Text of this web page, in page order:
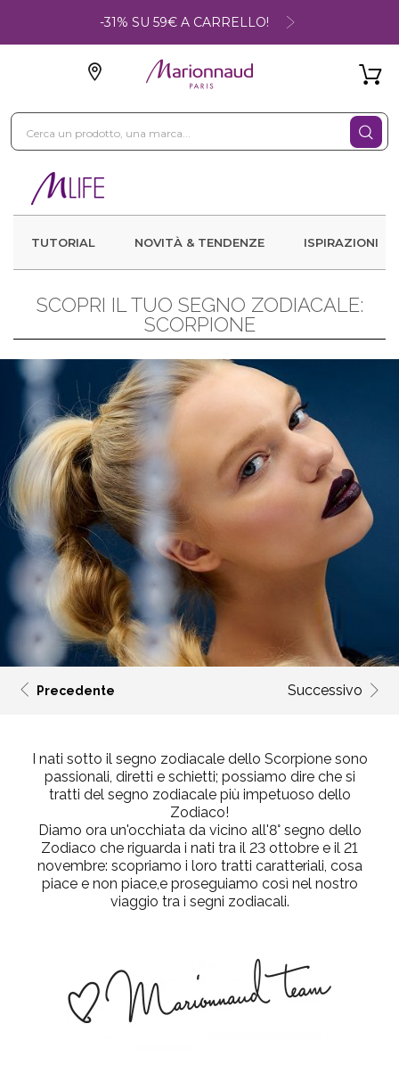
-31% SU 59€ A CARRELLO!
TUTORIAL NOVITÀ & TENDENZE ISPIRAZIONI
SCOPRI IL TUO SEGNO ZODIACALE:
SCORPIONE
Precedente Successivo
I nati sotto il segno zodiacale dello Scorpione sono
passionali, diretti e schietti; possiamo dire che si
tratti del segno zodiacale più impetuoso dello
Zodiaco!
Diamo ora un'occhiata da vicino all'8° segno dello
Zodiaco che riguarda i nati tra il 23 ottobre e il 21
novembre: scopriamo i loro tratti caratteriali, cosa
piace e non piace,e proseguiamo così nel nostro
viaggio tra i segni zodiacali.